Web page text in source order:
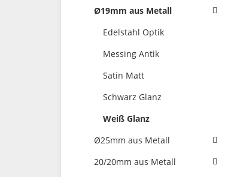
Ø19mm aus Metall
Edelstahl Optik
Messing Antik
Satin Matt
Schwarz Glanz
Weiß Glanz
Ø25mm aus Metall
20/20mm aus Metall